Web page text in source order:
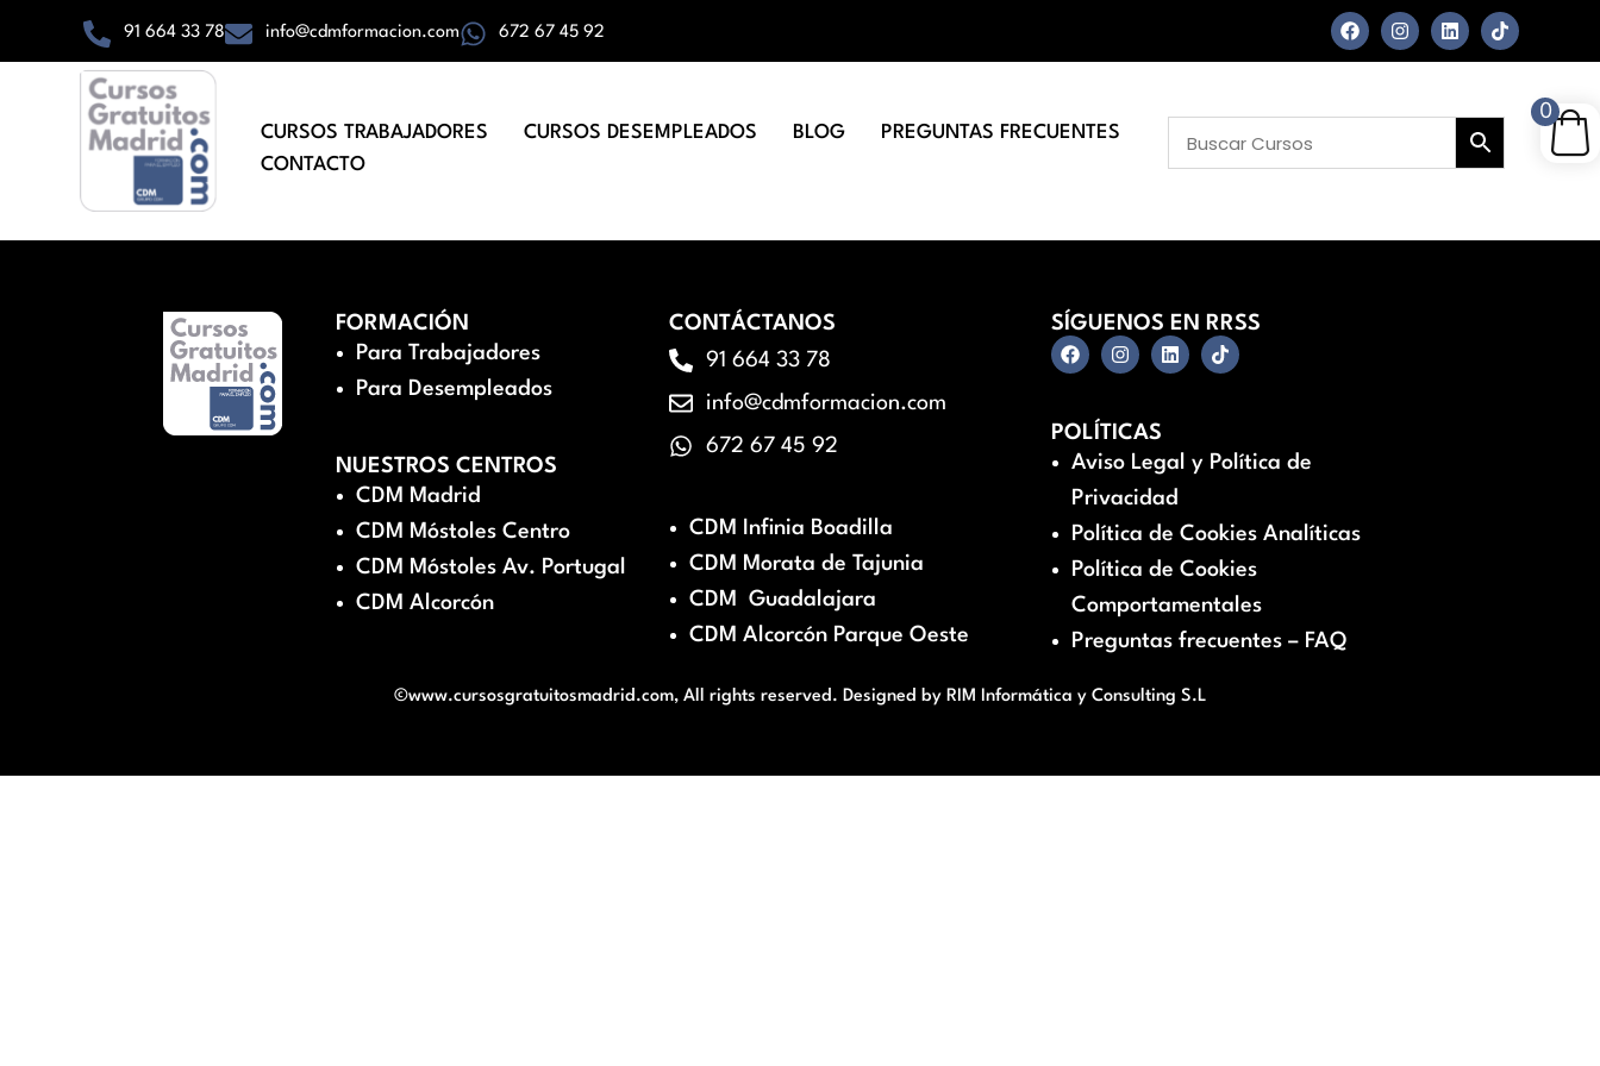
91 664 33 78 info@cdmformacion.com 672 67 45 92
CURSOS TRABAJADORES CURSOS DESEMPLEADOS BLOG
PREGUNTAS FRECUENTES
CONTACTO
FORMACIÓN
Para Trabajadores
Para Desempleados
NUESTROS CENTROS
CDM Madrid
CDM Móstoles Centro
CDM Móstoles Av. Portugal
CDM Alcorcón
CONTÁCTANOS
91 664 33 78
info@cdmformacion.com
672 67 45 92
CDM Infinia Boadilla
CDM Morata de Tajunia
CDM Guadalajara
CDM Alcorcón Parque Oeste
SÍGUENOS EN RRSS
POLÍTICAS
Aviso Legal y Política de
Privacidad
Política de Cookies Analíticas
Política de Cookies
Comportamentales
Preguntas frecuentes – FAQ
©www.cursosgratuitosmadrid.com, All rights reserved. Designed by RIM Informática y Consulting S.L
0